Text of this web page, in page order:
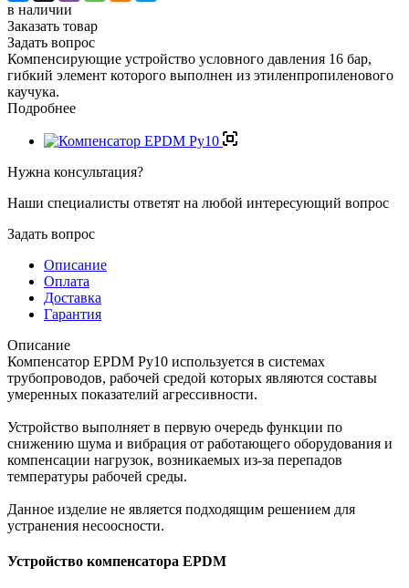
в наличии
Заказать товар
Задать вопрос
Компенсирующие устройство условного давления 16 бар,
гибкий элемент которого выполнен из этиленпропиленового
каучука.
Подробнее
Нужна консультация?
Наши специалисты ответят на любой интересующий вопрос
Задать вопрос
Описание
Оплата
Доставка
Гарантия
Описание
Компенсатор EPDM Ру10 используется в системах
трубопроводов, рабочей средой которых являются составы
умеренных показателий агрессивности.
Устройство выполняет в первую очередь функции по
снижению шума и вибрация от работающего оборудования и
компенсации нагрузок, возникаемых из-за перепадов
температуры рабочей среды.
Данное изделие не является подходящим решением для
устранения несоосности.
Устройство компенсатора EPDM